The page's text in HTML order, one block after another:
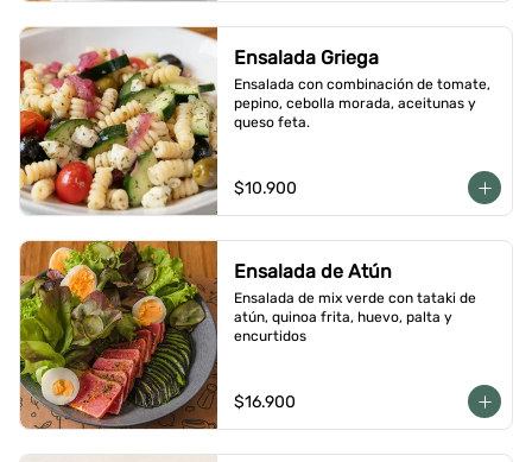
Ensalada Griega
Ensalada con combinación de tomate,
pepino, cebolla morada, aceitunas y
queso feta.
$10.900
Ensalada de Atún
Ensalada de mix verde con tataki de
atún, quinoa frita, huevo, palta y
encurtidos
$16.900